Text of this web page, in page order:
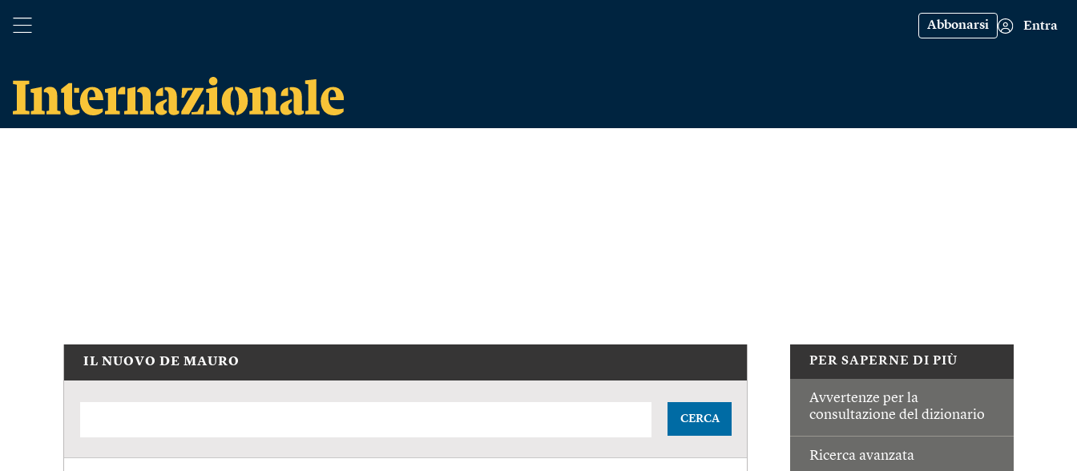
Abbonarsi Entra
PER SAPERNE DI PIÙ
Avvertenze per la
consultazione del dizionario
Ricerca avanzata
IL NUOVO DE MAURO
CERCA